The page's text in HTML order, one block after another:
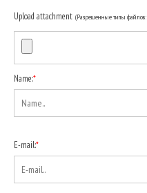
Upload attachment (Разрешенные типы файлов:
Name:*
E-mail:*